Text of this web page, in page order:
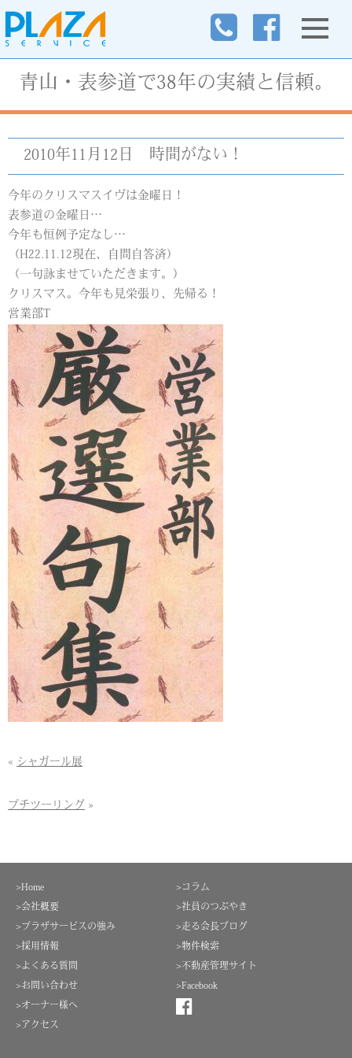
青山・表参道で38年の実績と信頼。
2010年11月12日 時間がない！
今年のクリスマスイヴは金曜日！
表参道の金曜日…
今年も恒例予定なし…
（H22.11.12現在、自問自答済）
（一句詠ませていただきます。）
クリスマス。今年も見栄張り、先帰る！
営業部T
« シャガール展
プチツーリング »
>コラム
>社員のつぶやき
>走る会長ブログ
>物件検索
>不動産管理サイト
>Facebook
>Home
>会社概要
>プラザサービスの強み
>採用情報
>よくある質問
>お問い合わせ
>オーナー様へ
>アクセス